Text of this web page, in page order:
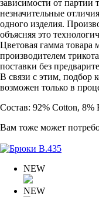
зависимости от партии
незначительные
одного изделия.
объясняя это
Цветовая гамма товара
производителем
поставки без
В связи с этим, подбор
возможен только в
Состав: 92% Cotton, 8%
Вам тоже может
NEW
NEW